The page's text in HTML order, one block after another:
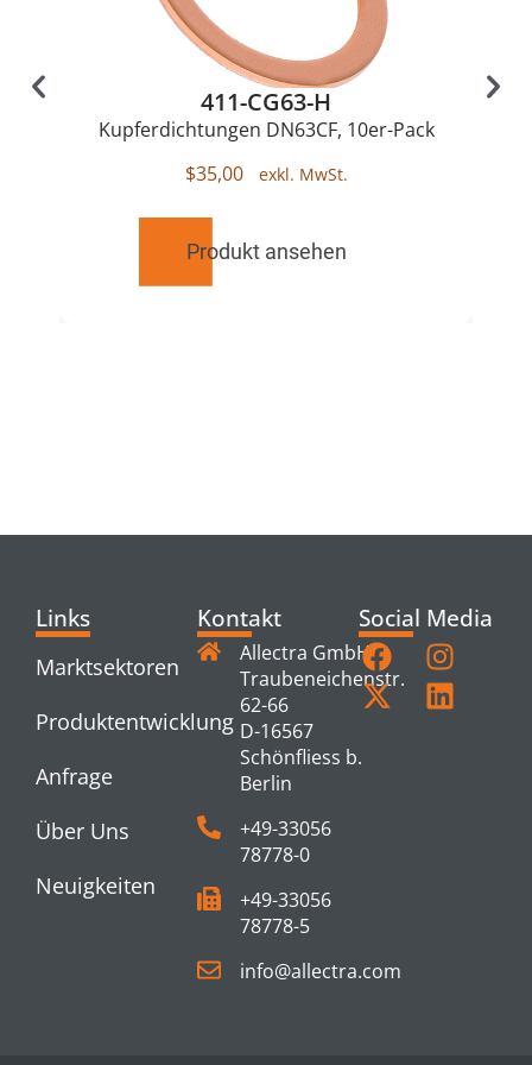
411-CG63-H
Kupferdichtungen DN63CF, 10er-Pack
$35,00
Produkt ansehen
Links
Marktsektoren
Produktentwicklung
Anfrage
Über Uns
Neuigkeiten
Kontakt
Allectra GmbH
Traubeneichenstr.
62-66
D-16567
Schönfliess b.
Berlin
+49-33056
78778-0
+49-33056
78778-5
info@allectra.com
Social Media